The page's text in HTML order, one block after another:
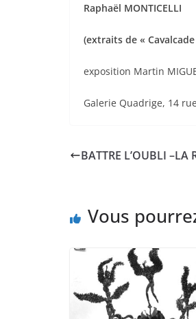
Raphaël MONTICELLI
(extraits de «
exposition Martin
Galerie Quadrige, 14
BATTRE L’OUBLI –LA
Vous